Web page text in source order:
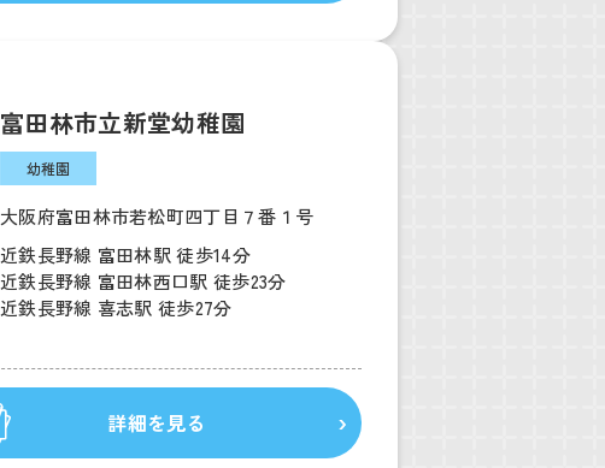
富田林市立新堂幼稚園
幼稚園
大阪府富田林市若松町四丁目７番１号
近鉄長野線 富田林駅 徒歩14分
近鉄長野線 富田林西口駅 徒歩23分
近鉄長野線 喜志駅 徒歩27分
詳細を見る